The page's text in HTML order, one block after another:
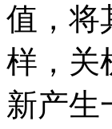
值，将
样，关
新产生